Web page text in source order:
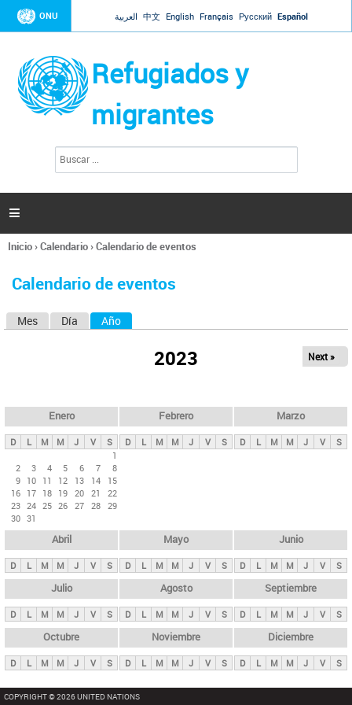
Jump to navigation
ONU العربية 中文 English Français Русский Español
Refugiados y
migrantes
l
d
s

Se
usted
Inicio›Calendario›Calendario de eventos
Calendario de eventos
s
p
n
c
i
p
l
e
s
Mes Día Año
2023 Next »
Enero
D L M M J V
S
1
2
3 4 5 6 7
8
9 10 11 12 13 14
15
16 17 18 19 20 21
22
23 24 25 26 27 28 29
30 31
Febrero
D L M M J V S
Marzo
D L M M J V S
Abril
D L M M J V S
Mayo
D L M M J V S
Junio
D L M M J V S
Julio
D L M M J V S
Agosto
D L M M J V S
Septiembre
D L M M J V S
Octubre
D L M M J V S
Noviembre
D L M M J V S
Diciembre
D L M M J V S
COPYRIGHT © 2026 UNITED NATIONS